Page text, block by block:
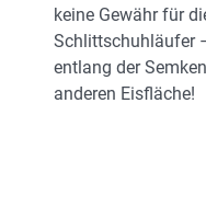
keine Gewähr für
Schlittschuhläufer
entlang der
anderen Eisfläche!